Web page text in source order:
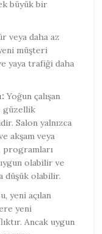
büyük bir
veya daha az
müşteri
yaya trafiği daha
Yoğun çalışan
güzellik
Salon yalnızca
akşam veya
programları
olabilir ve
düşük olabilir.
yeni açılan
yeni
Ancak uygun